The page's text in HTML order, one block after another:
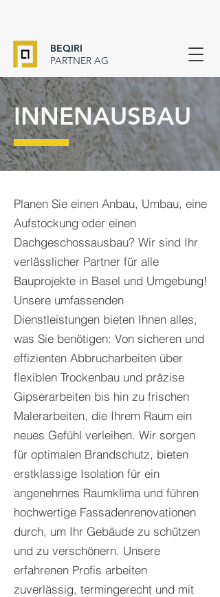
BEQIRI
PARTNER AG
INNENAUSBAU
Planen Sie einen Anbau, Umbau, eine
Aufstockung oder einen
Dachgeschossausbau? Wir sind Ihr
verlässlicher Partner für alle
Bauprojekte in Basel und Umgebung!
Unsere umfassenden
Dienstleistungen bieten Ihnen alles,
was Sie benötigen: Von sicheren und
effizienten Abbrucharbeiten über
flexiblen Trockenbau und präzise
Gipserarbeiten bis hin zu frischen
Malerarbeiten, die Ihrem Raum ein
neues Gefühl verleihen. Wir sorgen
für optimalen Brandschutz, bieten
erstklassige Isolation für ein
angenehmes Raumklima und führen
hochwertige Fassadenrenovationen
durch, um Ihr Gebäude zu schützen
und zu verschönern. Unsere
erfahrenen Profis arbeiten
zuverlässig, termingerecht und mit